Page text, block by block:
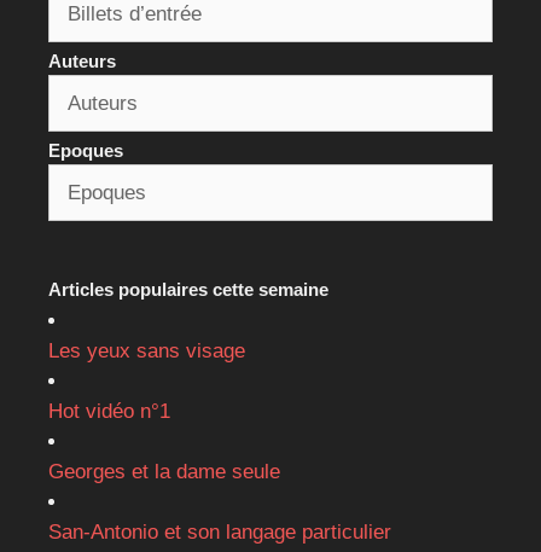
Auteurs
Epoques
Articles populaires cette semaine
Les yeux sans visage
Hot vidéo n°1
Georges et la dame seule
San-Antonio et son langage particulier